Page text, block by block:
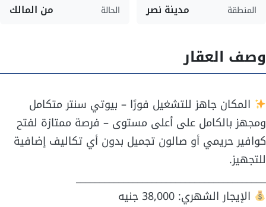
المنطقة مدينة نصر الحالة من المالك
وصف العقار
المكان جاهز للتشغيل فورًا – بيوتي سنتر متكامل
ومجهز بالكامل على أعلى مستوى – فرصة ممتازة لفتح
كوافير حريمي أو صالون تجميل بدون أي تكاليف إضافية
للتجهيز.
________________________________________
الإيجار الشهري: 38,000 جنيه